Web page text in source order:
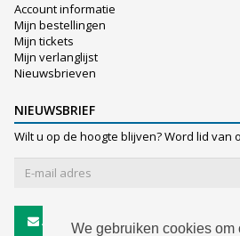
We gebruiken cookies om
Account informatie
Mijn bestellingen
Mijn tickets
Mijn verlanglijst
Nieuwsbrieven
NIEUWSBRIEF
Wilt u op de hoogte blijven? Word lid van
Abonneer